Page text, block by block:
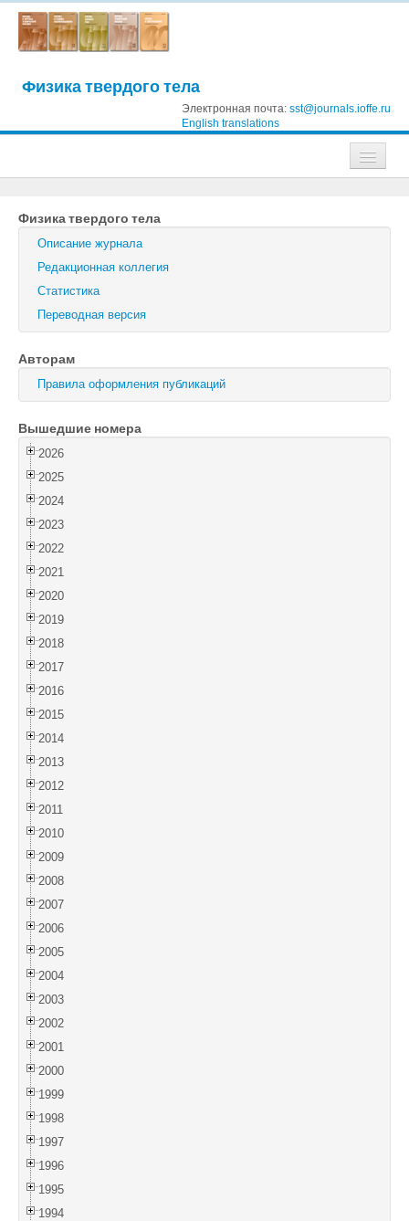
Физика твердого тела
Электронная почта: sst@journals.ioffe.ru
English translations
Журнал технической физики
Письма в Журнал технической физики
Физика твердого тела
Физика и техника полупроводников
Оптика и спектроскопия
Поиск
Войти
Физика твердого тела
Описание журнала
Редакционная коллегия
Статистика
Переводная версия
Авторам
Правила оформления публикаций
Вышедшие номера
2026
2025
2024
2023
2022
2021
2020
2019
2018
2017
2016
2015
2014
2013
2012
2011
2010
2009
2008
2007
2006
2005
2004
2003
2002
2001
2000
1999
1998
1997
1996
1995
1994